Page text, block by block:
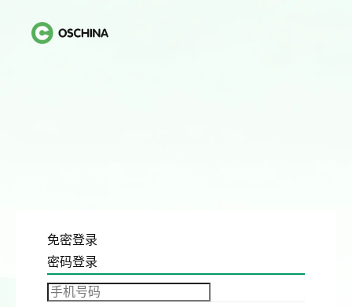
免密登录
密码登录